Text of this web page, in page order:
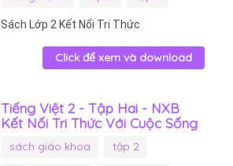
Sách Lớp 2 Kết Nối Tri Thức
Click để xem và download
Tiếng Việt 2 - Tập Hai - NXB
Kết Nối Tri Thức Với Cuộc Sống
sách giáo khoa
tập 2